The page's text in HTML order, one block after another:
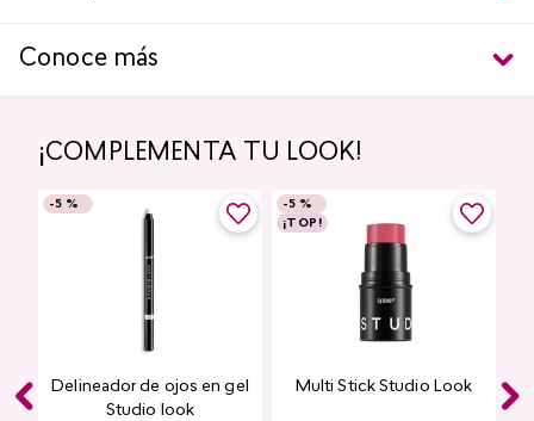
Conoce más
¡COMPLEMENTA TU LOOK!
-5 %
Delineador de ojos en gel
Studio look
-5 %
¡TOP!
Multi Stick Studio Look